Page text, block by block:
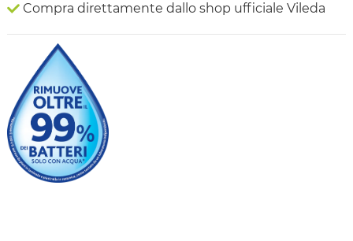
Compra direttamente dallo shop ufficiale Vileda